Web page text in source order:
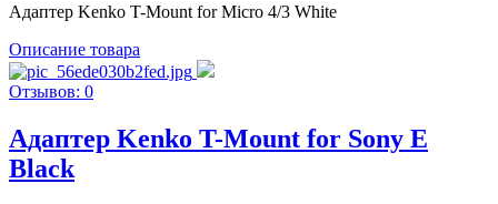
Адаптер Kenko T-Mount for Micro 4/3 White
Описание товара
Отзывов: 0
Адаптер Kenko T-Mount for Sony E
Black